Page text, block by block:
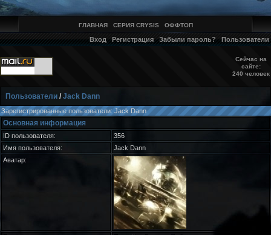
ГЛАВНАЯ СЕРИЯ CRYSIS ОФФТОП
Вход Регистрация Забыли пароль? Пользователи
Сейчас на
сайте:
240 человек
Пользователи /Jack Dann
Зарегистрированные пользователи: Jack Dann
Основная информация
ID пользователя:
356
Имя пользователя:
Jack Dann
Аватар: